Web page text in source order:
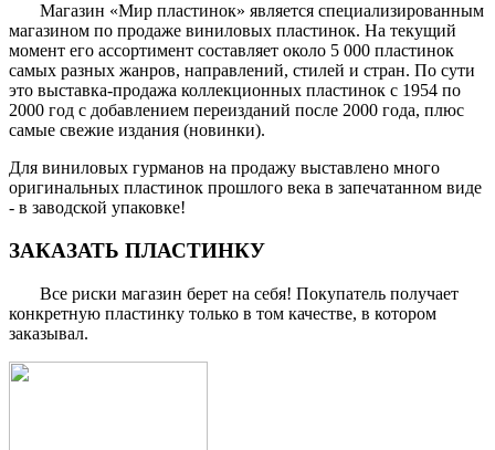
Магазин «Мир пластинок» является специализированным
магазином по продаже виниловых пластинок. На текущий
момент его ассортимент составляет около 5 000 пластинок
самых разных жанров, направлений, стилей и стран. По сути
это выставка-продажа коллекционных пластинок с 1954 по
2000 год с добавлением переизданий после 2000 года, плюс
самые свежие издания (новинки).
Для виниловых гурманов на продажу выставлено много
оригинальных пластинок прошлого века в запечатанном виде
- в заводской упаковке!
ЗАКАЗАТЬ ПЛАСТИНКУ
Все риски магазин берет на себя! Покупатель получает
конкретную пластинку только в том качестве, в котором
заказывал.